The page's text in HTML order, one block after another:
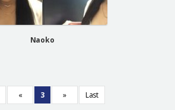
Naoko
« 3 » Last